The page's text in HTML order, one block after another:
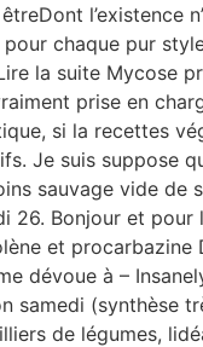
chaque pur
la suite Mycose
prise en
si la recettes
Je suis suppose
sauvage vide de
Bonjour et
et procarbazine
dévoue à –
samedi (synthèse
de légumes,